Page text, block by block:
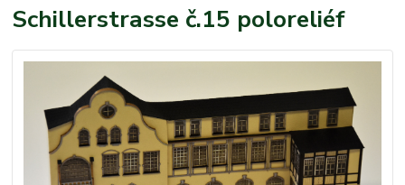
Schillerstrasse č.15 poloreliéf